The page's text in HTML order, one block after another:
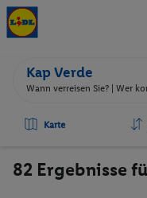
Kap Verde
Wann verreisen Sie? | Wer
Karte
82 Ergebnisse